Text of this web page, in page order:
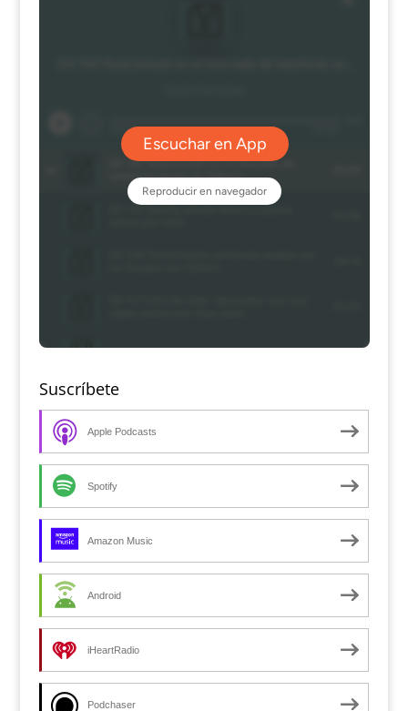
Suscríbete
Apple Podcasts
Spotify
Amazon Music
Android
iHeartRadio
Podchaser